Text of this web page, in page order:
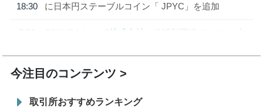
18:30
に日本円ステーブルコイン「 JPYC」を追加
7/29
SBI VCトレード株式会社
信託型円建てステーブル
今注目のコンテンツ
取引所おすすめランキング